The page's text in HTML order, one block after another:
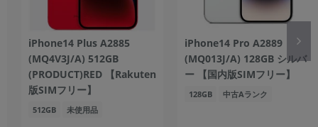
iPhone14 Plus A2885
(MQ4V3J/A) 512GB
(PRODUCT)RED 【Rakuten
版SIMフリー】
512GB 未使用品
iPhone14 Pro A2889
(MQ013J/A) 128GB シルバ
ー 【国内版SIMフリー】
128GB 中古Aランク